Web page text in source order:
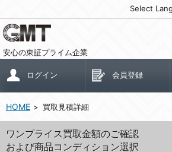
Select
安心の東証プライム企業
ログイン 会員登録
HOME 買取見積詳細
ワンプライス買取金額のご確認
および商品コンディション選択